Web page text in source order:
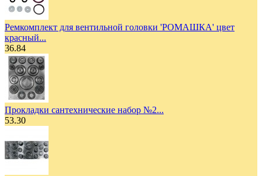
Ремкомплект для вентильной головки 'РОМАШКА' цвет
красный...
36.84
Прокладки сантехнические набор №2...
53.30